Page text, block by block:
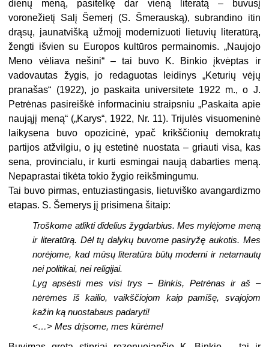
dienų meną, pasitelkę dar vieną literatą – buvusį
voronežietį Salį Šemerį (S. Šmerauską), subrandino itin
drąsų, jaunatvišką užmojį modernizuoti lietuvių literatūrą,
žengti išvien su Europos kultūros permainomis. „Naujojo
Meno vėliava nešini“ – tai buvo K. Binkio įkvėptas ir
vadovautas žygis, jo redaguotas leidinys „Keturių vėjų
pranašas“ (1922), jo paskaita universitete 1922 m., o J.
Petrėnas pasireiškė informaciniu straipsniu „Paskaita apie
naująjį meną“ („Karys“, 1922, Nr. 11). Trijulės visuomeninė
laikysena buvo opozicinė, ypač krikščionių demokratų
partijos atžvilgiu, o jų estetinė nuostata – griauti visa, kas
sena, provincialu, ir kurti esmingai naują dabarties meną.
Nepaprastai tikėta tokio žygio reikšmingumu.
Tai buvo pirmas, entuziastingasis, lietuviško avangardizmo
etapas. S. Šemerys jį prisimena šitaip:
Troškome atlikti didelius žygdarbius. Mes mylėjome meną
ir literatūrą. Dėl tų dalykų buvome pasiryžę aukotis. Mes
norėjome, kad mūsų literatūra būtų moderni ir netarnautų
nei politikai, nei religijai.
Lyg apsėsti mes visi trys – Binkis, Petrėnas ir aš –
nėrėmės iš kailio, vaikščiojom kaip pamišę, svajojom
kažin ką nuostabaus padaryti!
<…> Mes drįsome, mes kūrėme!